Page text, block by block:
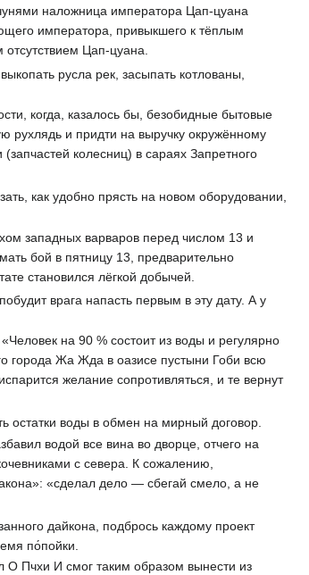
наложница императора Цап-цуана
императора, привыкшего к тёплым
Цап-цуана.
русла рек, засыпать котлованы,
когда, казалось бы, безобидные бытовые
рухлядь и придти на выручку окружённому
колесниц) в сараях Запретного
как удобно прясть на новом оборудовании,
западных варваров перед числом 13 и
бой в пятницу 13, предварительно
становился лёгкой добычей.
врага напасть первым в эту дату. А у
на 90 % состоит из воды и регулярно
города Жа Жда в оазисе пустыни Гоби всю
желание сопротивляться, и те вернут
остатки воды в обмен на мирный договор.
водой все вина во дворце, отчего на
с севера. К сожалению,
«сделал дело — сбегай смело, а не
дайкона, подбрось каждому проект
по́пойки.
Пчхи И смог таким образом вынести из